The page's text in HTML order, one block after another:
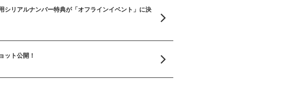
シリアルナンバー特典が「オフラインイベント」に決
ット公開！